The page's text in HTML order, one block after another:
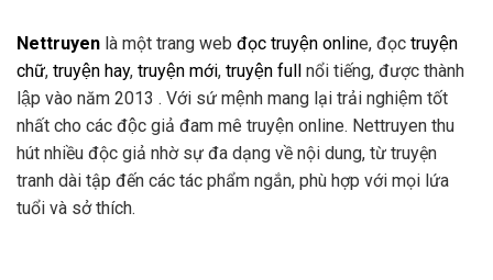
Nettruyen là một trang web đọc truyện online, đọc truyện
chữ, truyện hay, truyện mới, truyện full nổi tiếng, được thành
lập vào năm 2013 . Với sứ mệnh mang lại trải nghiệm tốt
nhất cho các độc giả đam mê truyện online. Nettruyen thu
hút nhiều độc giả nhờ sự đa dạng về nội dung, từ truyện
tranh dài tập đến các tác phẩm ngắn, phù hợp với mọi lứa
tuổi và sở thích.